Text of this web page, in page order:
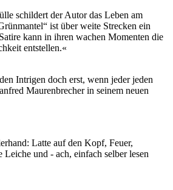
schildert der Autor das Leben am
ist über weite Strecken ein
kann in ihren wachen Momenten die
entstellen.«
Intrigen doch erst, wenn jeder jeden
Maurenbrecher in seinem neuen
Latte auf den Kopf, Feuer,
und - ach, einfach selber lesen